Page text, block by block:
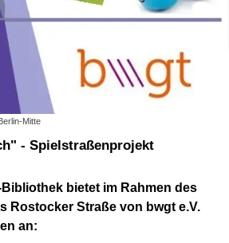
Mitte
bietet im Rahmen des
Rostocker Straße von bwgt e.V.
an: